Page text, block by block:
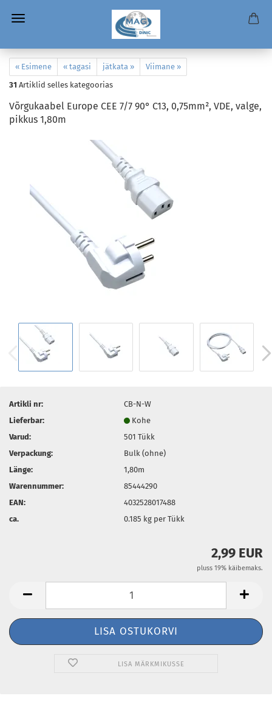
« Esimene « tagasi jätkata »
Viimane »
31 Artiklid selles kategoorias
Võrgukaabel Europe CEE 7/7 90° C13, 0,75mm², VDE, valge,
pikkus 1,80m
Artikli nr:
CB-N-W
Lieferbar:
Kohe
Varud:
501Tükk
Verpackung:
Bulk (ohne)
Länge:
1,80m
Warennummer:
85444290
EAN:
4032528017488
ca.
0.185 kg per Tükk
2,99 EUR
pluss 19% käibemaks.
LISA MÄRKMIKUSSE